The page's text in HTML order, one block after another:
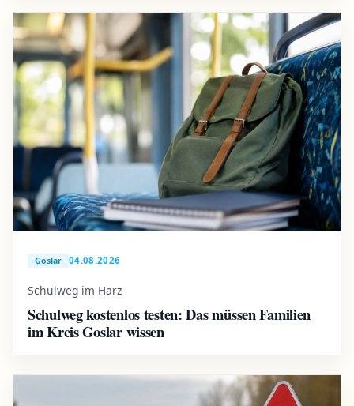
Goslar 04.08.2026
Schulweg im Harz
Schulweg kostenlos testen: Das müssen Familien
im Kreis Goslar wissen